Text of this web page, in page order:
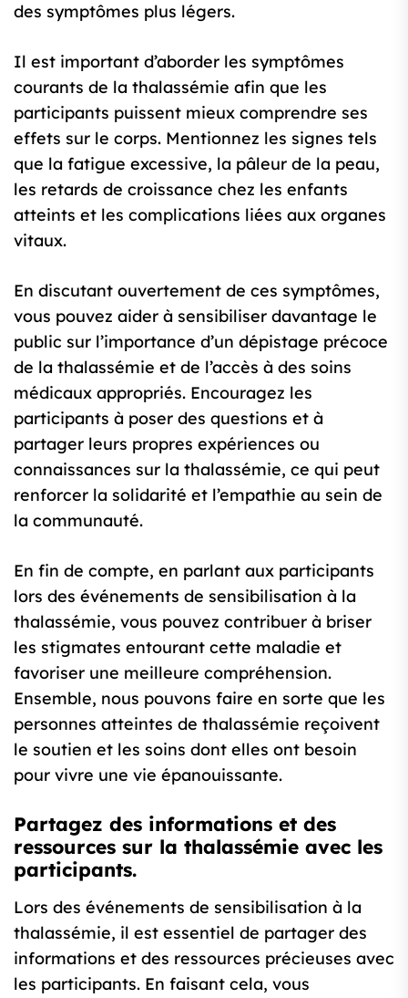
des symptômes plus légers.
Il est important d’aborder les symptômes
courants de la thalassémie afin que les
participants puissent mieux comprendre ses
effets sur le corps. Mentionnez les signes tels
que la fatigue excessive, la pâleur de la peau,
les retards de croissance chez les enfants
atteints et les complications liées aux organes
vitaux.
En discutant ouvertement de ces symptômes,
vous pouvez aider à sensibiliser davantage le
public sur l’importance d’un dépistage précoce
de la thalassémie et de l’accès à des soins
médicaux appropriés. Encouragez les
participants à poser des questions et à
partager leurs propres expériences ou
connaissances sur la thalassémie, ce qui peut
renforcer la solidarité et l’empathie au sein de
la communauté.
En fin de compte, en parlant aux participants
lors des événements de sensibilisation à la
thalassémie, vous pouvez contribuer à briser
les stigmates entourant cette maladie et
favoriser une meilleure compréhension.
Ensemble, nous pouvons faire en sorte que les
personnes atteintes de thalassémie reçoivent
le soutien et les soins dont elles ont besoin
pour vivre une vie épanouissante.
Partagez des informations et des
ressources sur la thalassémie avec les
participants.
Lors des événements de sensibilisation à la
thalassémie, il est essentiel de partager des
informations et des ressources précieuses avec
les participants. En faisant cela, vous